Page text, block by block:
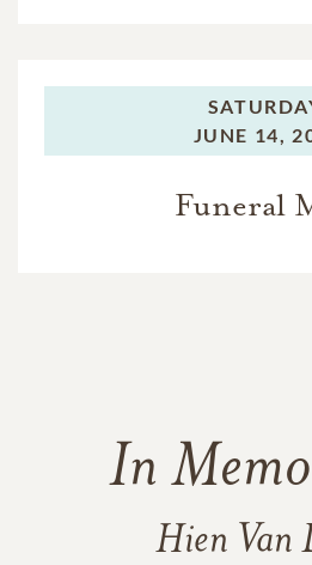
JUNE 14,
Funeral
In
Hien Van